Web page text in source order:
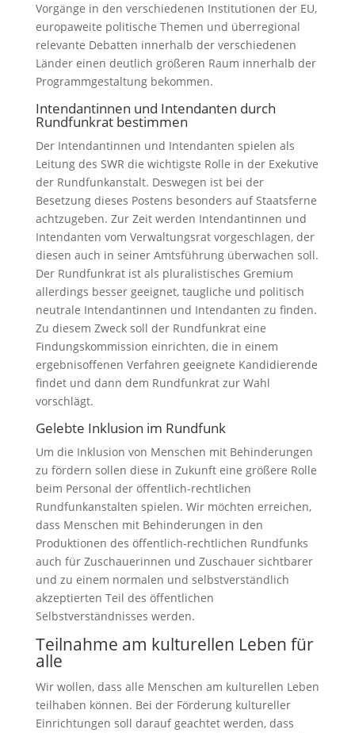
Vorgänge in den verschiedenen Institutionen der EU,
europaweite politische Themen und überregional
relevante Debatten innerhalb der verschiedenen
Länder einen deutlich größeren Raum innerhalb der
Programmgestaltung bekommen.
Intendantinnen und Intendanten durch
Rundfunkrat bestimmen
Der Intendantinnen und Intendanten spielen als
Leitung des SWR die wichtigste Rolle in der Exekutive
der Rundfunkanstalt. Deswegen ist bei der
Besetzung dieses Postens besonders auf Staatsferne
achtzugeben. Zur Zeit werden Intendantinnen und
Intendanten vom Verwaltungsrat vorgeschlagen, der
diesen auch in seiner Amtsführung überwachen soll.
Der Rundfunkrat ist als pluralistisches Gremium
allerdings besser geeignet, taugliche und politisch
neutrale Intendantinnen und Intendanten zu finden.
Zu diesem Zweck soll der Rundfunkrat eine
Findungskommission einrichten, die in einem
ergebnisoffenen Verfahren geeignete Kandidierende
findet und dann dem Rundfunkrat zur Wahl
vorschlägt.
Gelebte Inklusion im Rundfunk
Um die Inklusion von Menschen mit Behinderungen
zu fördern sollen diese in Zukunft eine größere Rolle
beim Personal der öffentlich-rechtlichen
Rundfunkanstalten spielen. Wir möchten erreichen,
dass Menschen mit Behinderungen in den
Produktionen des öffentlich-rechtlichen Rundfunks
auch für Zuschauerinnen und Zuschauer sichtbarer
und zu einem normalen und selbstverständlich
akzeptierten Teil des öffentlichen
Selbstverständnisses werden.
Teilnahme am kulturellen Leben für
alle
Wir wollen, dass alle Menschen am kulturellen Leben
teilhaben können. Bei der Förderung kultureller
Einrichtungen soll darauf geachtet werden, dass